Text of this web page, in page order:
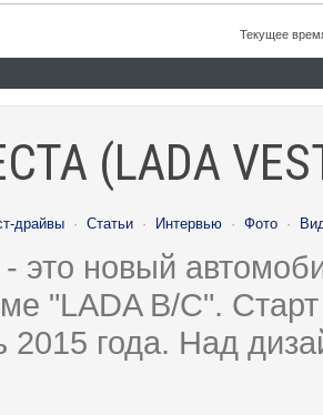
Текущее
(LADA
драйвы · Статьи · Интервью · Фото ·
это новый
"LADA B/C".
2015 года. Над